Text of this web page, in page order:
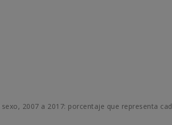
2007 a 2017: porcentaje que representa